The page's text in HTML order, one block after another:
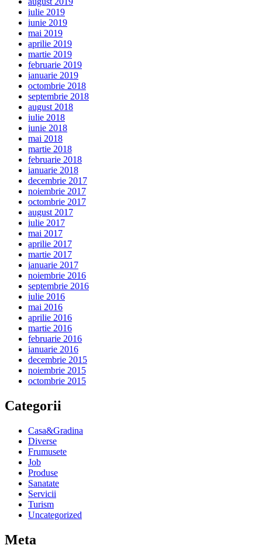
iulie 2019
iunie 2019
mai 2019
aprilie 2019
martie 2019
februarie 2019
ianuarie 2019
octombrie 2018
septembrie 2018
august 2018
iulie 2018
iunie 2018
mai 2018
martie 2018
februarie 2018
ianuarie 2018
decembrie 2017
noiembrie 2017
octombrie 2017
august 2017
iulie 2017
mai 2017
aprilie 2017
martie 2017
ianuarie 2017
noiembrie 2016
septembrie 2016
iulie 2016
mai 2016
aprilie 2016
martie 2016
februarie 2016
ianuarie 2016
decembrie 2015
noiembrie 2015
octombrie 2015
Categorii
Casa&Gradina
Diverse
Frumusete
Job
Produse
Sanatate
Servicii
Turism
Uncategorized
Meta